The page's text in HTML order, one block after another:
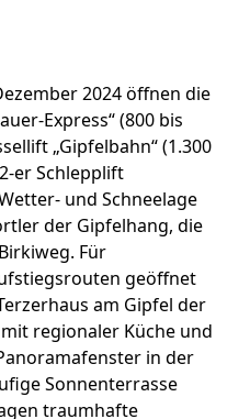
2024 öffnen die
Express“ (800 bis
„Gipfelbahn“ (1.300
er Schlepplift
und Schneelage
der Gipfelhang, die
Für
geöffnet
am Gipfel der
regionaler Küche und
in der
Sonnenterrasse
traumhafte